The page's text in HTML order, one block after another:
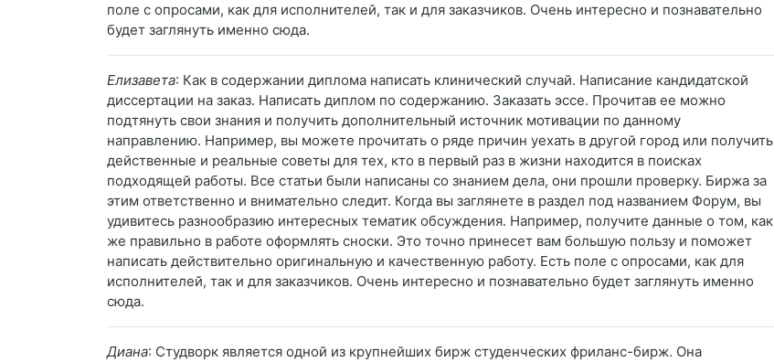
поле с опросами, как для исполнителей, так и для заказчиков. Очень интересно и познавательно
будет заглянуть именно сюда.
Елизавета: Как в содержании диплома написать клинический случай. Написание кандидатской
диссертации на заказ. Написать диплом по содержанию. Заказать эссе. Прочитав ее можно
подтянуть свои знания и получить дополнительный источник мотивации по данному
направлению. Например, вы можете прочитать о ряде причин уехать в другой город или получить
действенные и реальные советы для тех, кто в первый раз в жизни находится в поисках
подходящей работы. Все статьи были написаны со знанием дела, они прошли проверку. Биржа за
этим ответственно и внимательно следит. Когда вы заглянете в раздел под названием Форум, вы
удивитесь разнообразию интересных тематик обсуждения. Например, получите данные о том, как
же правильно в работе оформлять сноски. Это точно принесет вам большую пользу и поможет
написать действительно оригинальную и качественную работу. Есть поле с опросами, как для
исполнителей, так и для заказчиков. Очень интересно и познавательно будет заглянуть именно
сюда.
Диана: Студворк является одной из крупнейших бирж студенческих фриланс-бирж. Она